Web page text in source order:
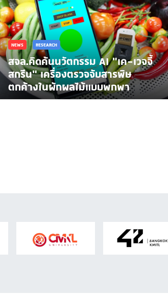
NEWS RESEARCH
สจล.คิดค้นนวัตกรรม AI "เค-เวจจี้
สกรีน" เครื่องตรวจจับสารพิษ
ตกค้างในผักผลไม้แบบพกพา